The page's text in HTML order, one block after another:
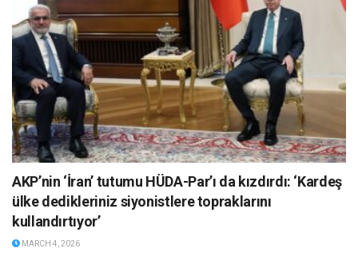
AKP’nin ‘İran’ tutumu HÜDA-Par’ı da kızdırdı: ‘Kardeş
ülke dedikleriniz siyonistlere topraklarını
kullandırtıyor’
MARCH 4, 2026